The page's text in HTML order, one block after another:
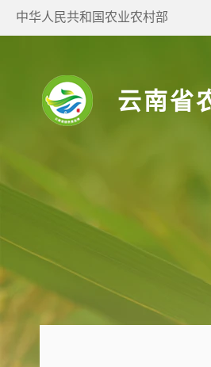
中华人民共和国农业农村部
云南省